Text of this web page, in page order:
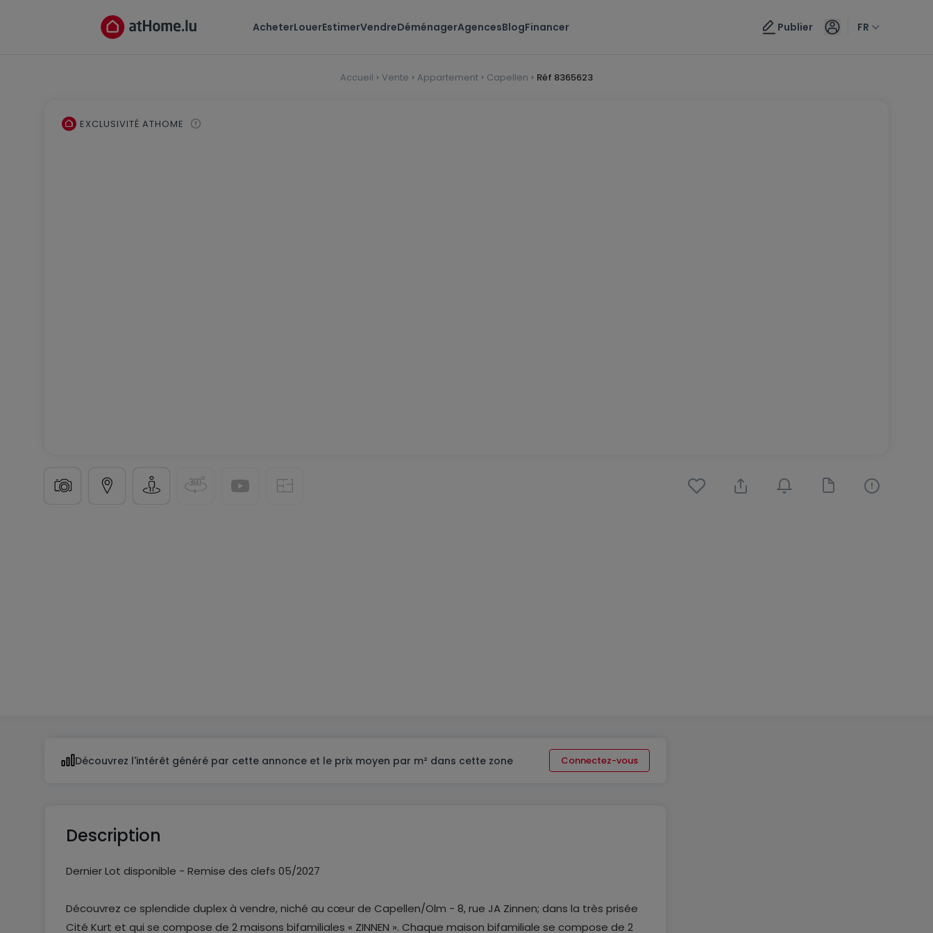
AcheterLouerEstimerVendreDéménagerAgencesBlogFinancer Publier FR
Accueil Vente Appartement Capellen Réf 8365623
EXCLUSIVITÉ ATHOME
Découvrez l'intérêt généré par cette annonce et le prix moyen par m² dans cette zone Connectez-vous
Description
Dernier Lot disponible - Remise des clefs 05/2027
Découvrez ce splendide duplex à vendre, niché au cœur de Capellen/Olm - 8, rue JA Zinnen; dans la très prisée
Cité Kurt et qui se compose de 2 maisons bifamiliales « ZINNEN ». Chaque maison bifamiliale se compose de 2